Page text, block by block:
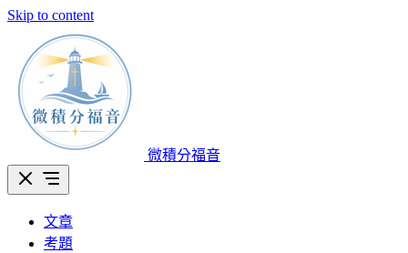
Skip to content
微積分福音
文章
考題